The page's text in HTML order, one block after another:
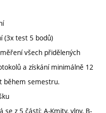
(3x test 5 bodů)
všech přidělených
a získání minimálně 12
během semestru.
se z 5 částí: A-Kmity, vlny, B-